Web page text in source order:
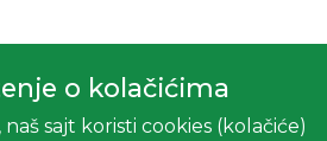
o kolačićima
sajt koristi cookies (kolačiće)